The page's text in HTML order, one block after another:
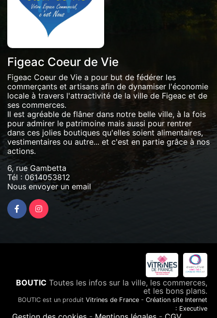
Figeac Coeur de Vie
Figeac Coeur de Vie a pour but de fédérer les
commerçants et artisans afin de dynamiser l'économie
locale à travers l'attractivité de la ville de Figeac et de
ses commerces.
Il est agréable de flâner dans notre belle ville, à la fois
pour admirer le patrimoine mais aussi pour rentrer
dans ces jolies boutiques qu'elles soient alimentaires,
vestimentaires ou autre... et c'est en partie grâce à nos
actions.
6, rue Gambetta
Tél : 0614053812
Nous envoyer un email
BOUTIC Toutes les infos sur la ville, les commerces,
et les bons plans.
BOUTIC est un produit Vitrines de France - Création site Internet
: Executive